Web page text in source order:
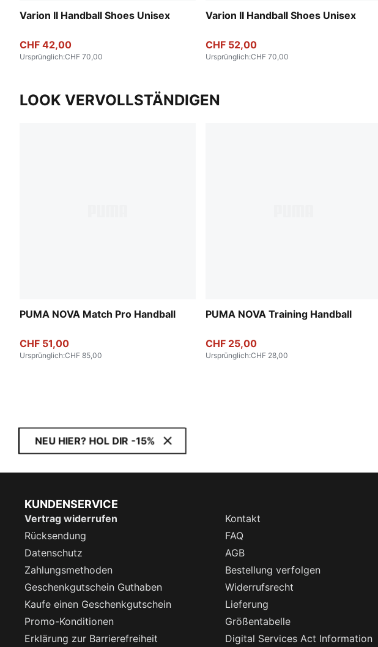
Varion II Handball Shoes Unisex
CHF 42,00
Ursprünglich:CHF 70,00
Varion II Handball Shoes Unisex
CHF 52,00
Ursprünglich:CHF 70,00
LOOK VERVOLLSTÄNDIGEN
PUMA NOVA Match Pro Handball
CHF 51,00
Ursprünglich:CHF 85,00
PUMA NOVA Training Handball
CHF 25,00
Ursprünglich:CHF 28,00
NEU HIER? HOL DIR -15%
KUNDENSERVICE
Vertrag widerrufen
Kontakt
Rücksendung
FAQ
Datenschutz
AGB
Zahlungsmethoden
Bestellung verfolgen
Geschenkgutschein Guthaben
Widerrufsrecht
Kaufe einen Geschenkgutschein
Lieferung
Promo-Konditionen
Größentabelle
Erklärung zur Barrierefreiheit
Digital Services Act Information